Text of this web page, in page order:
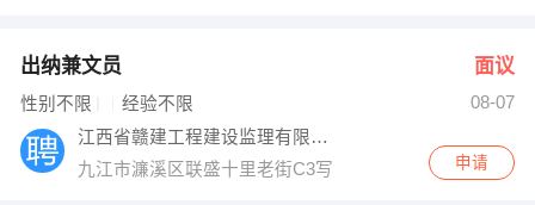
出纳兼文员 面议
性别不限 经验不限
08-07
江西省赣建工程建设监理有限公司濂溪分公司
九江市濂溪区联盛十里老街C3写字楼8楼
申请